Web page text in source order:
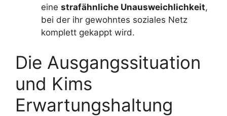
eine strafähnliche Unausweichlichkeit,
bei der ihr gewohntes soziales Netz
komplett gekappt wird.
Die Ausgangssituation
und Kims
Erwartungshaltung